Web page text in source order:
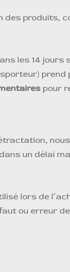
produits,
les 14 jours
prend
pour
un délai
lors de
ou erreur